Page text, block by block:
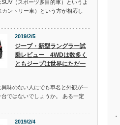
（スポーツ多目的車）というよ
カントリー車）という方が相応し
2019/2/5
ジープ・新型ラングラー試
乗レビュー 4WDは数多く
ともジープは世界にただ一
興味のない人にでも車名と外観が一
ではないでしょうか。 ある一定
2019/2/4